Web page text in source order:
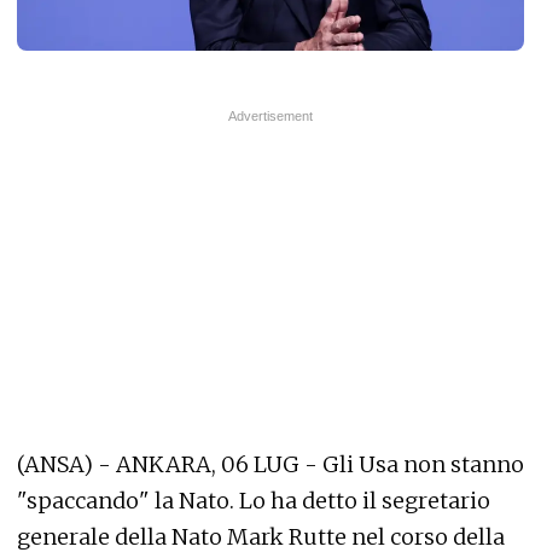
(ANSA) - ANKARA, 06 LUG - Gli Usa non stanno
"spaccando" la Nato. Lo ha detto il segretario
generale della Nato Mark Rutte nel corso della